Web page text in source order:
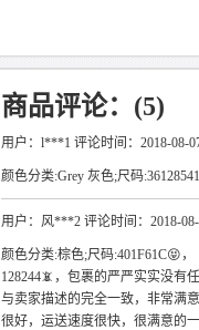
商品评论：(5)
用户：l***1 评论时间：2018-08-
颜色分类:Grey 灰色;尺码
用户：风***2 评论时间：2018-08-
颜色分类:棕色;尺码:401F61C😝
128244📵，包裹的严严实实没有
与卖家描述的完全一致，非常满
很好，运送速度很快，很满意的